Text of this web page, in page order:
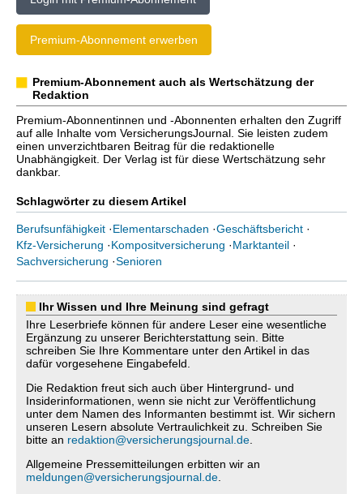
Premium-Abonnement erwerben
Premium-Abonnement auch als Wertschätzung der
Redaktion
Premium-Abonnentinnen und -Abonnenten erhalten den Zugriff
auf alle Inhalte vom VersicherungsJournal. Sie leisten zudem
einen unverzichtbaren Beitrag für die redaktionelle
Unabhängigkeit. Der Verlag ist für diese Wertschätzung sehr
dankbar.
Schlagwörter zu diesem Artikel
Berufsunfähigkeit ·Elementarschaden ·Geschäftsbericht ·
Kfz-Versicherung ·Kompositversicherung ·Marktanteil ·
Sachversicherung ·Senioren
Ihr Wissen und Ihre Meinung sind gefragt
Ihre Leserbriefe können für andere Leser eine wesentliche
Ergänzung zu unserer Berichterstattung sein. Bitte
schreiben Sie Ihre Kommentare unter den Artikel in das
dafür vorgesehene Eingabefeld.
Die Redaktion freut sich auch über Hintergrund- und
Insiderinformationen, wenn sie nicht zur Veröffentlichung
unter dem Namen des Informanten bestimmt ist. Wir sichern
unseren Lesern absolute Vertraulichkeit zu. Schreiben Sie
bitte an redaktion@versicherungsjournal.de
Allgemeine Pressemitteilungen erbitten wir an
meldungen@versicherungsjournal.de